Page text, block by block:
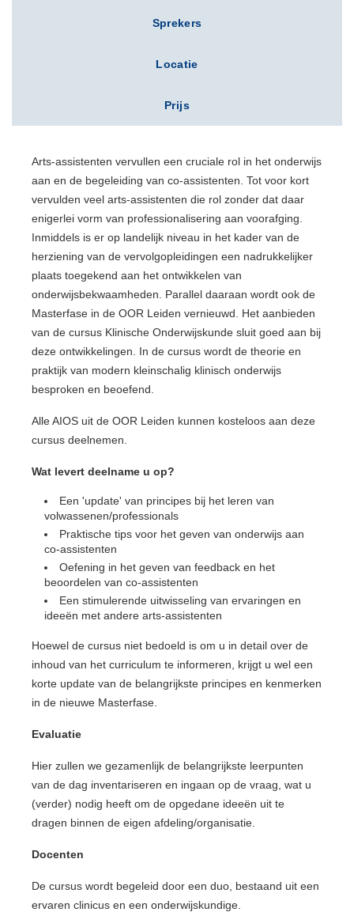
Sprekers
Locatie
Prijs
Arts-assistenten vervullen een cruciale rol in het onderwijs
aan en de begeleiding van co-assistenten. Tot voor kort
vervulden veel arts-assistenten die rol zonder dat daar
enigerlei vorm van professionalisering aan voorafging.
Inmiddels is er op landelijk niveau in het kader van de
herziening van de vervolgopleidingen een nadrukkelijker
plaats toegekend aan het ontwikkelen van
onderwijsbekwaamheden. Parallel daaraan wordt ook de
Masterfase in de OOR Leiden vernieuwd. Het aanbieden
van de cursus Klinische Onderwijskunde sluit goed aan bij
deze ontwikkelingen. In de cursus wordt de theorie en
praktijk van modern kleinschalig klinisch onderwijs
besproken en beoefend.
Alle AIOS uit de OOR Leiden kunnen kosteloos aan deze
cursus deelnemen.
Wat levert deelname u op?
Een 'update' van principes bij het leren van
volwassenen/professionals
Praktische tips voor het geven van onderwijs aan
co-assistenten
Oefening in het geven van feedback en het
beoordelen van co-assistenten
Een stimulerende uitwisseling van ervaringen en
ideeën met andere arts-assistenten
Hoewel de cursus niet bedoeld is om u in detail over de
inhoud van het curriculum te informeren, krijgt u wel een
korte update van de belangrijkste principes en kenmerken
in de nieuwe Masterfase.
Evaluatie
Hier zullen we gezamenlijk de belangrijkste leerpunten
van de dag inventariseren en ingaan op de vraag, wat u
(verder) nodig heeft om de opgedane ideeën uit te
dragen binnen de eigen afdeling/organisatie.
Docenten
De cursus wordt begeleid door een duo, bestaand uit een
ervaren clinicus en een onderwijskundige.